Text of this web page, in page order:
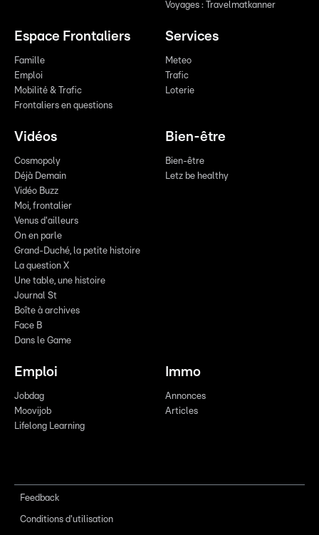
Voyages : Travelmatkanner
Espace Frontaliers
Famille
Emploi
Mobilité & Trafic
Frontaliers en questions
Services
Meteo
Trafic
Loterie
Vidéos
Cosmopoly
Déjà Demain
Vidéo Buzz
Moi, frontalier
Venus d'ailleurs
On en parle
Grand-Duché, la petite histoire
La question X
Une table, une histoire
Journal St
Boîte à archives
Face B
Dans le Game
Bien-être
Bien-être
Letz be healthy
Emploi
Jobdag
Moovijob
Lifelong Learning
Immo
Annonces
Articles
Feedback
Conditions d'utilisation